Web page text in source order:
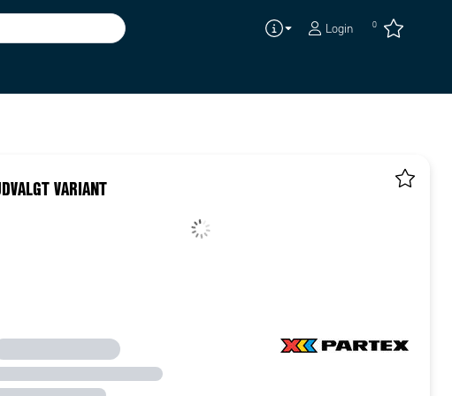
Login 0
VARIANT